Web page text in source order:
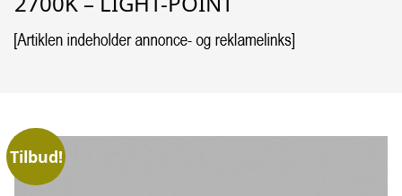
Tilbud!